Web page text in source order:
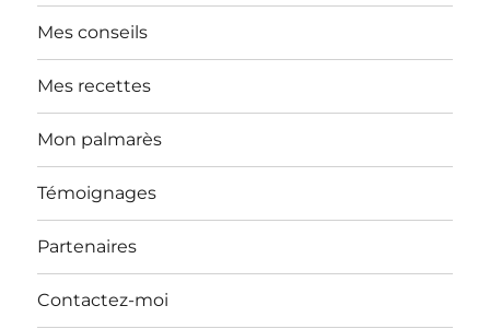
Mes conseils
Mes recettes
Mon palmarès
Témoignages
Partenaires
Contactez-moi